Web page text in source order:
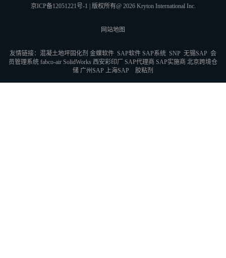
京ICP备12051221号-1 版权所有@ 2026 Kryton International Inc.
网站地图
友情链接： 混凝土地坪固化剂 金蝶软件 SAP软件 SAP系统 SNP 无锡SAP 会
员管理系统 fabco-air SolidWorks 西安彩印厂 SAP代理商 SAP实施商 北京跨境仓
储 广州SAP 上海SAP 胶粘剂